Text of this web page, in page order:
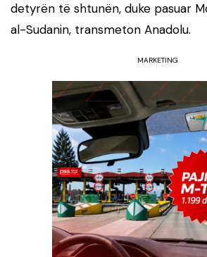
detyrën të shtunën, duke pasuar
al-Sudanin, transmeton Anadolu.
MARKETING